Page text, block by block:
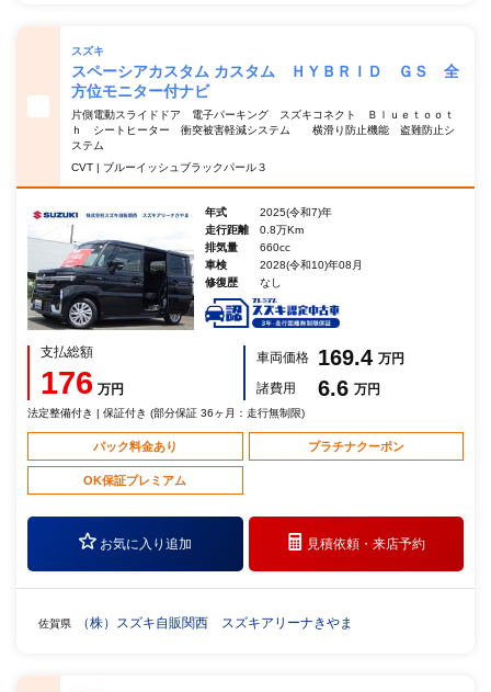
スズキ
スペーシアカスタム カスタム ＨＹＢＲＩＤ ＧＳ 全
方位モニター付ナビ
片側電動スライドドア 電子パーキング スズキコネクト Ｂｌｕｅｔｏｏｔ
ｈ シートヒーター 衝突被害軽減システム 横滑り防止機能 盗難防止シ
ステム
CVT | ブルーイッシュブラックパール３
年式
2025(令和7)年
走行距離
0.8万Km
排気量
660cc
車検
2028(令和10)年08月
修復歴
なし
支払総額
176 万円
車両価格 169.4 万円
諸費用
6.6 万円
法定整備付き | 保証付き (部分保証 36ヶ月：走行無制限)
パック料金あり プラチナクーポン
OK保証プレミアム
お気に入り追加 見積依頼・来店予約
佐賀県 （株）スズキ自販関西 スズキアリーナきやま